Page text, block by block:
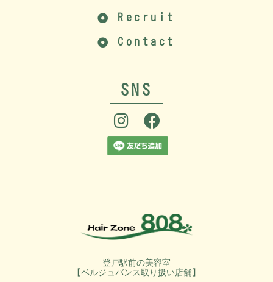
Recruit
Contact
SNS
登戸駅前の美容室
【ベルジュバンス取り扱い店舗】